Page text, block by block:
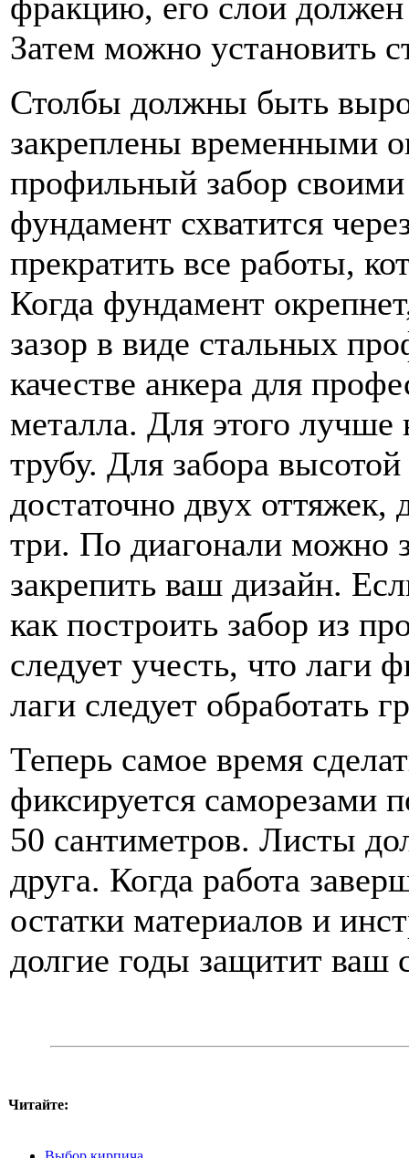
Затем можно установить
Столбы должны быть
закреплены временными
профильный забор
фундамент схватится
прекратить все работы,
Когда фундамент
зазор в виде стальных
качестве анкера для
металла. Для этого лучше
трубу. Для забора
достаточно двух оттяжек,
три. По диагонали можно
закрепить ваш дизайн.
как построить забор из
следует учесть, что лаги
лаги следует обработать
Теперь самое время
фиксируется саморезами
50 сантиметров. Листы
друга. Когда работа
остатки материалов и
долгие годы защитит
Читайте: